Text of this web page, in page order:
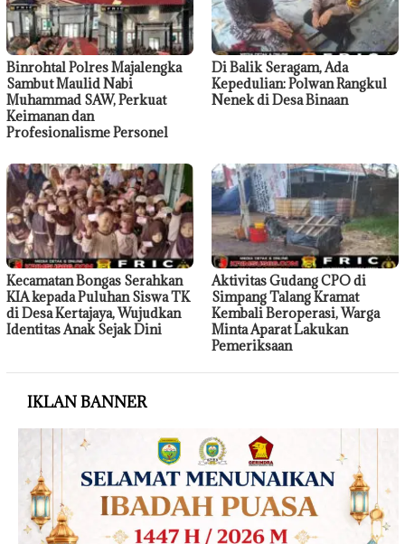
Binrohtal Polres Majalengka
Sambut Maulid Nabi
Muhammad SAW, Perkuat
Keimanan dan
Profesionalisme Personel
Di Balik Seragam, Ada
Kepedulian: Polwan Rangkul
Nenek di Desa Binaan
Kecamatan Bongas Serahkan
KIA kepada Puluhan Siswa TK
di Desa Kertajaya, Wujudkan
Identitas Anak Sejak Dini
Aktivitas Gudang CPO di
Simpang Talang Kramat
Kembali Beroperasi, Warga
Minta Aparat Lakukan
Pemeriksaan
IKLAN BANNER